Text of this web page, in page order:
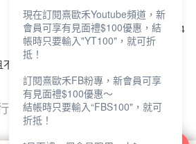
2025/07/14
悶熱，華貴及舒適感均十足。
現在訂閱熹歐禾Youtube頻道，新
會員可享有見面禮$100優惠，結
帳時只要輸入"YT100"，就可折
抵！
訂閱熹歐禾FB粉專，新會員可享
有見面禮$100優惠～
結帳時只要輸入“FBS100"，就可
折抵！